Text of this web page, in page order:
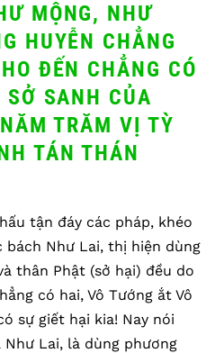
MỘNG, NHƯ
HUYỄN CHẲNG
ĐẾN CHẲNG CÓ
SANH CỦA
TRĂM VỊ TỲ
TÁN THÁN
tận đáy các pháp, khéo
bách Như Lai, thị hiện dùng
thân Phật (sở hại) đều do
có hai, Vô Tướng ắt Vô
sự giết hại kia! Nay nói
Lai, là dùng phương